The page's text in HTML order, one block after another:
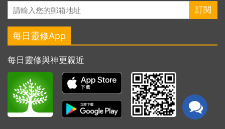
每日靈修App
每日靈修與神更親近